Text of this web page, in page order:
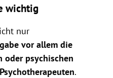
wichtig
nur
vor allem die
oder psychischen
Psychotherapeuten.